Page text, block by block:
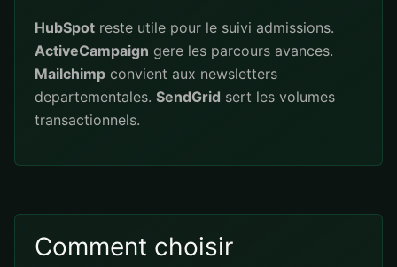
HubSpot reste utile pour le suivi admissions.
ActiveCampaign gere les parcours avances.
Mailchimp convient aux newsletters
departementales. SendGrid sert les volumes
transactionnels.
Comment choisir